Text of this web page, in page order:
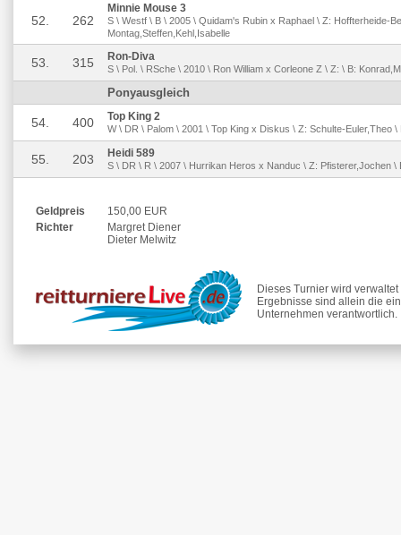
52. 262
Minnie Mouse 3
S \ Westf \ B \ 2005 \ Quidam's Rubin x Raphael \ Z: Hoffterheide-
Montag,Steffen,Kehl,Isabelle
53. 315 Ron-Diva
S \ Pol. \ RSche \ 2010 \ Ron William x Corleone Z \ Z: \ B:
Ponyausgleich
54. 400 Top King 2
W \ DR \ Palom \ 2001 \ Top King x Diskus \ Z: Schulte-Euler,Theo
55. 203 Heidi 589
S \ DR \ R \ 2007 \ Hurrikan Heros x Nanduc \ Z: Pfisterer,Jochen \
Geldpreis
150,00 EUR
Richter
Margret Diener
Dieter Melwitz
Dieses Turnier wird
Ergebnisse sind allein die
Unternehmen verantwortlich.